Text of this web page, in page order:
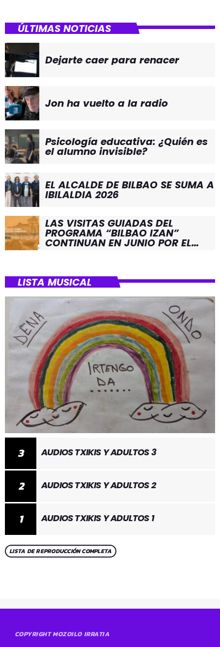
ÚLTIMAS NOTICIAS
Dejarte caer para renacer
Jon ha vuelto a la radio
Psicología educativa: ¿Quién es
el alumno invisible?
EL ALCALDE DE BILBAO SE SUMA A
IBILALDIA 2026
LAS VISITAS GUIADAS DEL
PROGRAMA “BILBAO IZAN”
CONTINUAN EN JUNIO POR EL
LISTA MUSICAL
1 AUDIOS TXIKIS Y ADULTOS 1
2 AUDIOS TXIKIS Y ADULTOS 2
3 AUDIOS TXIKIS Y ADULTOS 3
LISTA DE REPRODUCCIÓN COMPLETA
COPYRIGHT MOZOILO IRRATIA